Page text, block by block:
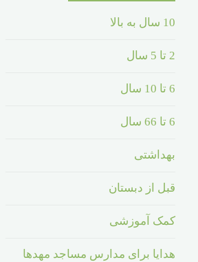
10 سال به بالا
2 تا 5 سال
6 تا 10 سال
6 تا 66 سال
بهداشتی
قبل از دبستان
کمک آموزشی
هدایا برای مدارس مساجد مهدها